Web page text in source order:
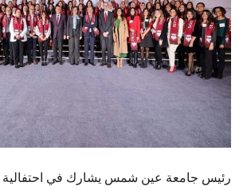
رئيس جامعة عين شمس يشارك في